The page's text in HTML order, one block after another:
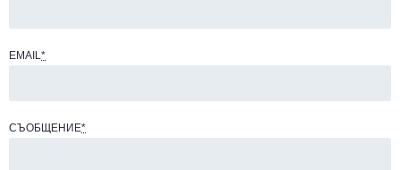
EMAIL*
СЪОБЩЕНИЕ*